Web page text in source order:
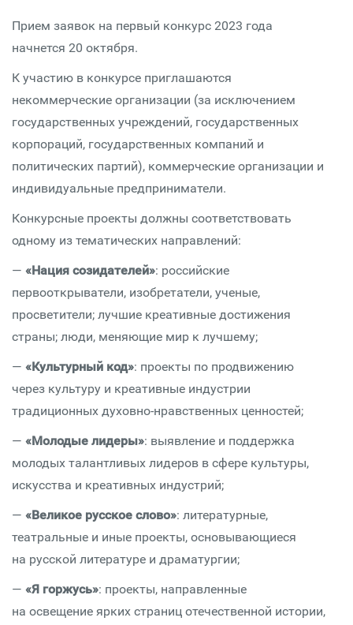
Прием заявок на первый конкурс 2023 года
начнется 20 октября.
К участию в конкурсе приглашаются
некоммерческие организации (за исключением
государственных учреждений, государственных
корпораций, государственных компаний и
политических партий), коммерческие организации и
индивидуальные предприниматели.
Конкурсные проекты должны соответствовать
одному из тематических направлений:
— «Нация созидателей»: российские
первооткрыватели, изобретатели, ученые,
просветители; лучшие креативные достижения
страны; люди, меняющие мир к лучшему;
— «Культурный код»: проекты по продвижению
через культуру и креативные индустрии
традиционных духовно-нравственных ценностей;
— «Молодые лидеры»: выявление и поддержка
молодых талантливых лидеров в сфере культуры,
искусства и креативных индустрий;
— «Великое русское слово»: литературные,
театральные и иные проекты, основывающиеся
на русской литературе и драматургии;
— «Я горжусь»: проекты, направленные
на освещение ярких страниц отечественной истории,